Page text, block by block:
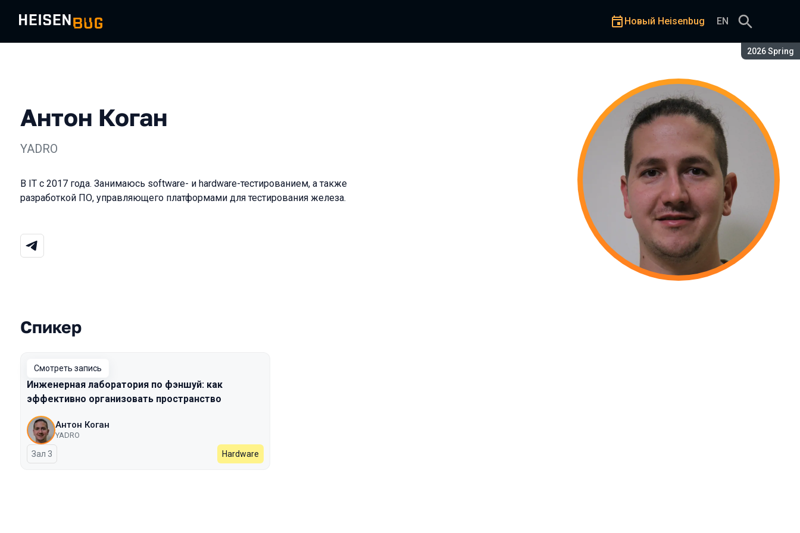
Сезон:
2026 Spring
Новый Heisenbug EN
Антон Коган
YADRO
В IT c 2017 года. Занимаюсь software- и hardware-тестированием, а также
разработкой ПО, управляющего платформами для тестирования железа.
Выступления в сезоне 2026 Spring
Спикер
Смотреть запись
Инженерная лаборатория по фэншуй: как
эффективно организовать пространство
Антон Коган
YADRO
Зал 3 Hardware